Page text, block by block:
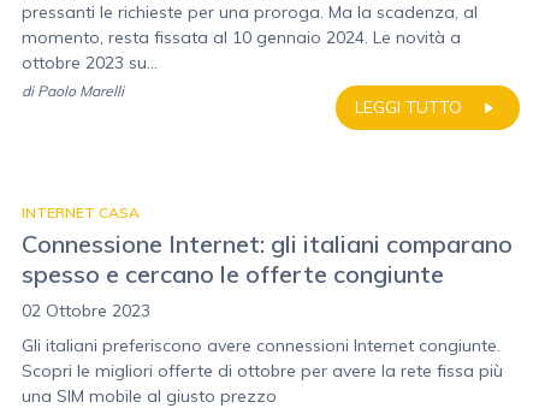
pressanti le richieste per una proroga. Ma la scadenza, al
momento, resta fissata al 10 gennaio 2024. Le novità a
ottobre 2023 su...
LEGGI TUTTO
di Paolo Marelli
INTERNET CASA
Connessione Internet: gli italiani comparano
spesso e cercano le offerte congiunte
02 Ottobre 2023
Gli italiani preferiscono avere connessioni Internet congiunte.
Scopri le migliori offerte di ottobre per avere la rete fissa più
una SIM mobile al giusto prezzo